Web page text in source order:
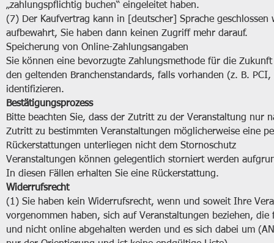
„zahlungspflichtig buchen“ eingeleitet haben.
(7) Der Kaufvertrag kann in [deutscher] Sprache
aufbewahrt, Sie haben dann keinen Zugriff mehr darauf.
Speicherung von Online-Zahlungsangaben
Sie können eine bevorzugte Zahlungsmethode für die
den geltenden Branchenstandards, falls vorhanden (z. B.
identifizieren.
Bestätigungsprozess
Bitte beachten Sie, dass der Zutritt zu der Veranstaltung nur
Zutritt zu bestimmten Veranstaltungen möglicherweise eine
Rückerstattungen unterliegen nicht dem Stornoschutz
Veranstaltungen können gelegentlich storniert werden
In diesen Fällen erhalten Sie eine Rückerstattung.
Widerrufsrecht
(1) Sie haben kein Widerrufsrecht, wenn und soweit Ihre
vorgenommen haben, sich auf Veranstaltungen beziehen,
und nicht online abgehalten werden und es sich dabei um